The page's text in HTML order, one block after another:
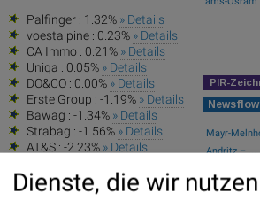
Palfinger : 1.32% » Details
voestalpine : 0.23% » Details
CA Immo : 0.21% » Details
Uniqa : 0.05% » Details
DO&CO : 0.00% » Details
Erste Group : -1.19% » Details
Bawag : -1.34% » Details
Strabag : -1.56% » Details
AT&S : -2.23% » Details
Details
PIR-
Newsflow
Mayr-
Andritz – ...
Zurich Insur...
Dienste, die wir nutzen